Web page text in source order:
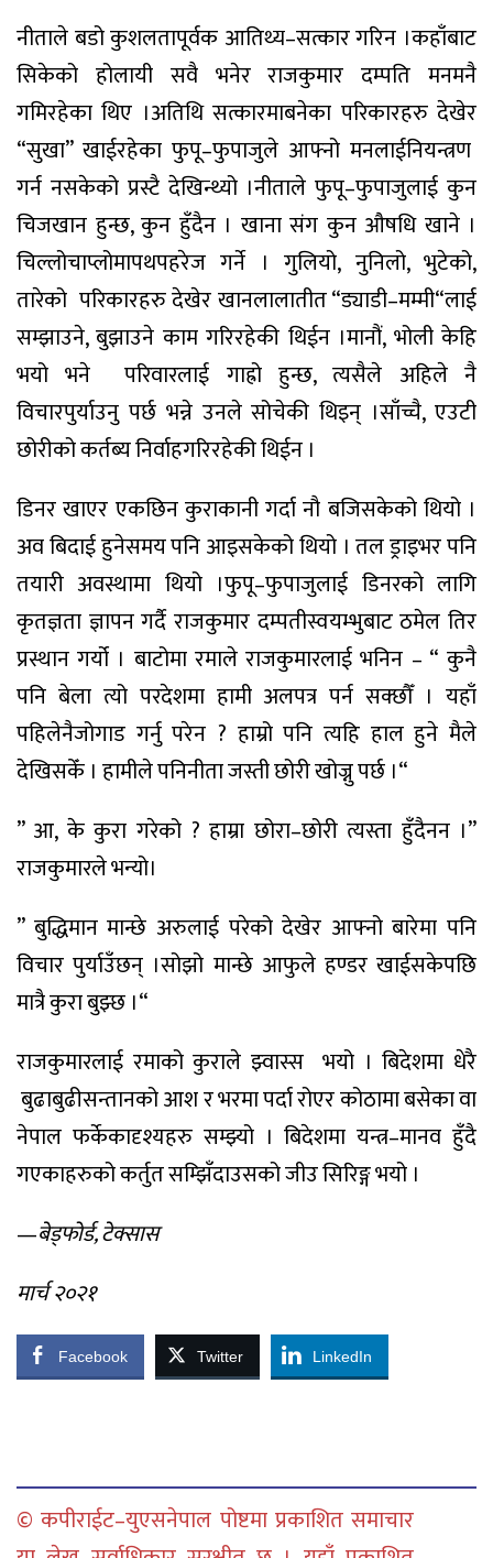
नीतालेबडोकुशलतापूर्वक आतिथ्य–सत्कारगरिन ।कहाँबाट
सिकेको होलायी सवै भनेर राजकुमार दम्पति मनमनै
गमिरहेका थिए ।अतिथि सत्कारमाबनेका परिकारहरु देखेर
“सुखा” खाईरहेका फुपू–फुपाजुले आफ्नो मनलाईनियन्त्रण
गर्न नसकेको प्रस्टै देखिन्थ्यो ।नीताले फुपू–फुपाजुलाई कुन
चिजखान हुन्छ,कुन हुँदैन । खाना संग कुन औषधि खाने ।
चिल्लोचाप्लोमापथपहरेज गर्ने । गुलियो, नुनिलो,भुटेको,
तारेको परिकारहरुदेखेरखानलालातीत“ड्याडी–मम्मी“लाई
सम्झाउने,बुझाउने काम गरिरहेकी थिईन ।मानौं, भोली केहि
भयो भने परिवारलाई गाह्रो हुन्छ,त्यसैले अहिले नै
विचारपुर्याउनु पर्छ भन्ने उनले सोचेकी थिइन् ।साँच्चै,एउटी
छोरीकोकर्तब्यनिर्वाहगरिरहेकीथिईन ।
डिनरखाएर एकछिनकुराकानीगर्दानौ बजिसकेकोथियो ।
अवबिदाईहुनेसमयपनिआइसकेकोथियो । तलड्राइभरपनि
तयारी अवस्थामा थियो ।फुपू–फुपाजुलाई डिनरको लागि
कृतज्ञता ज्ञापनगर्दैराजकुमार दम्पतीस्वयम्भुबाटठमेल तिर
प्रस्थान गर्यो । बाटोमा रमाले राजकुमारलाई भनिन – “ कुनै
पनि बेला त्यो परदेशमा हामी अलपत्र पर्न सक्छौँ । यहाँ
पहिलेनैजोगाड गर्नु परेन ? हाम्रो पनि त्यहि हाल हुने मैले
देखिसकेँ । हामीलेपनिनीताजस्तीछोरीखोज्नुपर्छ ।“
” आ, के कुरा गरेको?हाम्रा छोरा–छोरी त्यस्ता हुँदैनन ।”
राजकुमारलेभन्यो।
” बुद्धिमान मान्छे अरुलाई परेको देखेर आफ्नो बारेमा पनि
विचार पुर्याउँछन् ।सोझो मान्छे आफुले हण्डर खाईसकेपछि
मात्रैकुराबुझ्छ ।“
राजकुमारलाई रमाको कुराले झ्वास्स भयो । बिदेशमा धेरै
बुढाबुढीसन्तानकोआशरभरमापर्दारोएरकोठामाबसेकावा
नेपाल फर्केकादृश्यहरु सम्झ्यो । बिदेशमा यन्त्र–मानव हुँदै
गएकाहरुकोकर्तुतसम्झिँदाउसकोजीउसिरिङ्गभयो ।
—बेड्फोर्ड,टेक्सास
मार्च२०२१
Facebook Twitter LinkedIn
© कपीराईट–युएसनेपाल पोष्टमा प्रकाशित समाचार